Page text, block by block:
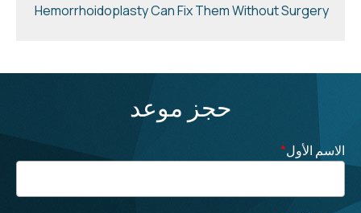
Hemorrhoidoplasty Can Fix Them Without Surgery
حجز موعد
الاسم الأول*